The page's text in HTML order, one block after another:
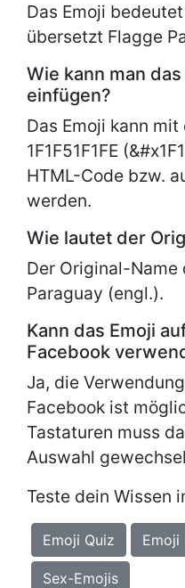
Das Emoji
übersetzt Flagge
Wie kann man
einfügen?
Das Emoji kann
1F1F51F1FE
HTML-Code bzw.
werden.
Wie lautet der
Der Original-Name
Paraguay (engl.).
Kann das Emoji
Facebook
Ja, die
Facebook ist
Tastaturen muss
Auswahl
Teste dein Wissen
Emoji Quiz Emoji
Sex-Emojis